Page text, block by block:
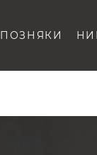
ПОЗНЯКИ